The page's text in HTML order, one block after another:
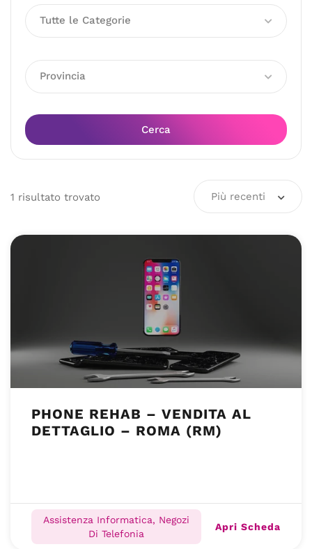
Tutte le Categorie
Provincia
Cerca
1 risultato trovato Più recenti
PHONE REHAB – VENDITA AL
DETTAGLIO – ROMA (RM)
Assistenza Informatica, Negozi
Di Telefonia
Apri Scheda